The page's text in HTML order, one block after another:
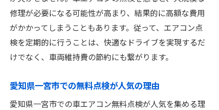
修理が必要になる可能性が高まり、結果的に高額な費用
がかかってしまうこともあります。従って、エアコン点
検を定期的に行うことは、快適なドライブを実現するだ
けでなく、車両維持費の節約にも繋がります。
愛知県一宮市での無料点検が人気の理由
愛知県一宮市での車エアコン無料点検が人気を集める理